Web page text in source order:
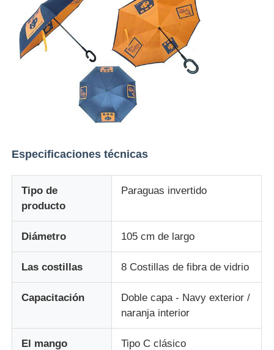
Especificaciones técnicas
Tipo de
producto
Paraguas invertido
Diámetro 105 cm de largo
Las costillas 8 Costillas de fibra de vidrio
Capacitación
Doble capa - Navy exterior /
naranja interior
El mango Tipo C clásico